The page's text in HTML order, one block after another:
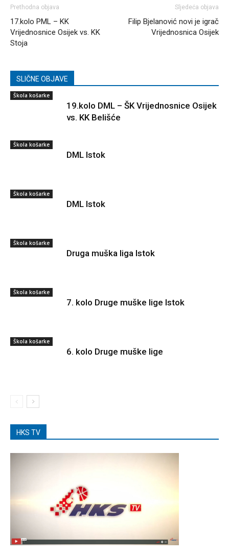
Prethodna objava
17.kolo PML – KK
Vrijednosnice Osijek vs. KK
Stoja
Sljedeća objava
Filip Bjelanović novi je igrač
Vrijednosnica Osijek
SLIČNE OBJAVE
Škola košarke
19.kolo DML – ŠK Vrijednosnice Osijek
vs. KK Belišće
Škola košarke
DML Istok
Škola košarke
DML Istok
Škola košarke
Druga muška liga Istok
Škola košarke
7. kolo Druge muške lige Istok
Škola košarke
6. kolo Druge muške lige
HKS TV